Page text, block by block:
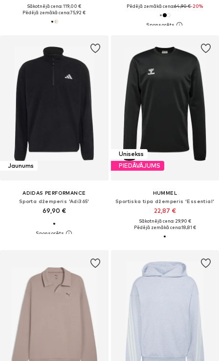
Sākotnējā cena: 119,00 €
Pēdējā zemākā cena:75,92 €
Pēdējā zemākā cena:64,90 €-20%
Jaunums
ADIDAS PERFORMANCE
Sporta džemperis 'Adi365'
69,90 €
Unisekss
PIEDĀVĀJUMS
HUMMEL
Sportiska tipa džemperis 'Essential'
22,87 €
Sākotnējā cena: 29,90 €
Pēdējā zemākā cena:18,81 €